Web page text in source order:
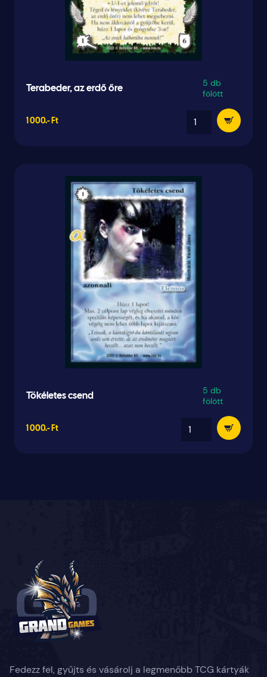
Terabeder, az erdő őre
5 db
fölött
1 000.- Ft
Tökéletes csend
5 db
fölött
1 000.- Ft
Fedezz fel, gyűjts és vásárolj a legmenőbb TCG kártyák